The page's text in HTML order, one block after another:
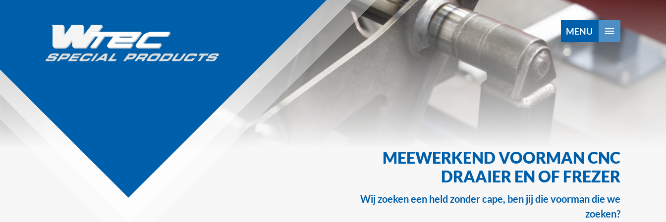
MENU
Startpagina
Disciplines
Projecten
Werken bij W-Tec 3
MEEWERKEND VOORMAN CNC
DRAAIER EN OF FREZER
Wij zoeken een held zonder cape, ben jij die voorman die we
zoeken?